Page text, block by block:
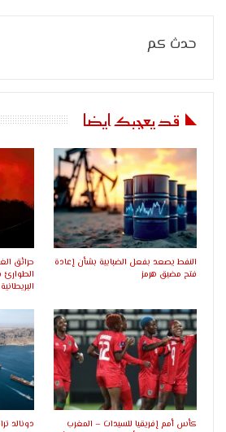
حدث كم
قد يعجبك ايضا
النفط يصعد بفعل الضبابية بشأن إعادة
فتح مضيق هرمز
حرائق
البريطانية
كأس أمم إفريقيا للسيدات – المغرب
دونالد